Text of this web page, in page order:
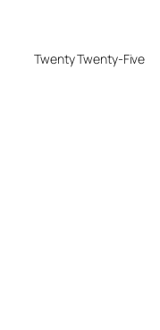
Twenty Twenty-Five